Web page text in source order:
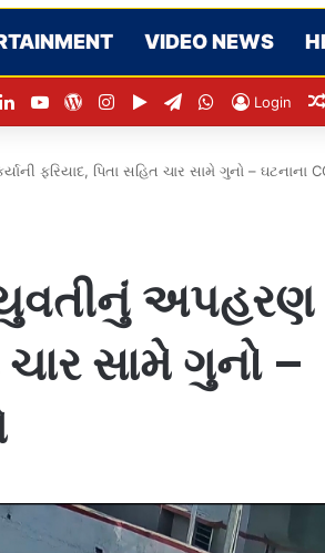
VIDEO NEWS
LinkedInYouTubeWordPress
Instagram
Google Play
TelegramWhatsApp
Login
ફરિયાદ, પિતા સહિત ચાર સામે ગુનો – ઘટનાના
અપહરણ
ચાર સામે ગુનો –